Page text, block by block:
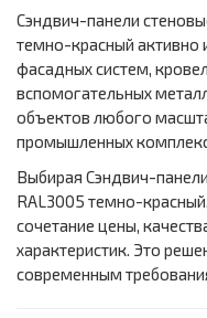
Сэндвич-панели
темно-красный активно
фасадных систем,
вспомогательных
объектов любого
промышленных
Выбирая Сэндвич-
RAL3005 темно-
сочетание цены,
характеристик. Это
современным